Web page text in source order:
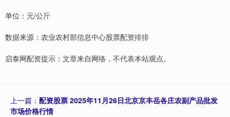
单位：元/公斤
数据来源：农业农村部信息中心股票配资排排
启泰网配资提示：文章来自网络，不代表本站观点。
上一篇： 配资股票 2025年11月26日北京京丰岳各庄农副产品批发
市场价格行情